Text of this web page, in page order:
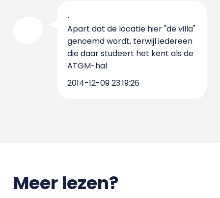
.
Apart dat de locatie hier "de villa"
genoemd wordt, terwijl iedereen
die daar studeert het kent als de
ATGM-hal
2014-12-09 23:19:26
Meer lezen?